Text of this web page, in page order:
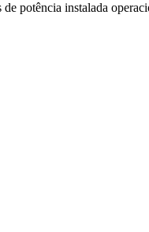
potência instalada